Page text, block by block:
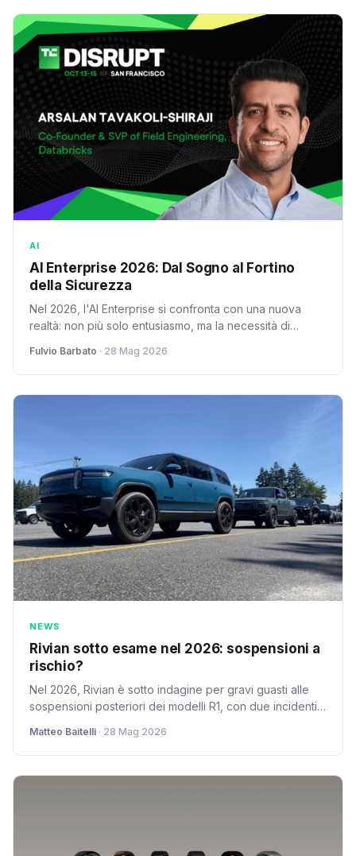
Design,
Gaming Hub,
Dolby Atmos
e OTS+, Titan
Black
TriForce da
50mm,
schiuma di
isolamento
acustico, 70
ore) Bianco
Atmos & OTS
Pro, InfinityAir
INTRATTENIMENTO,
Universale
IR/Bluetooth,
Supporta con
Alexa/
Home/IFTTT
AI
AI Enterprise 2026: Dal Sogno al Fortino
della Sicurezza
Nel 2026, l'AI Enterprise si confronta con una nuova
realtà: non più solo entusiasmo, ma la necessità di
scala. Fulvio Barbato da TechCrunch Disrupt 2026.
Fulvio Barbato · 28 Mag 2026
NEWS
Rivian sotto esame nel 2026: sospensioni a
rischio?
Nel 2026, Rivian è sotto indagine per gravi guasti alle
sospensioni posteriori dei modelli R1, con due incidenti
Matteo Baitelli · 28 Mag 2026